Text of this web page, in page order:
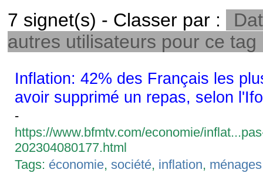
7 signet(s) - Classer par :
autres utilisateurs pour ce tag
Inflation: 42% des Français les
avoir supprimé un repas, selon
-
https://www.bfmtv.com/economie/
202304080177.html
Tags: économie,société, inflation, ménages